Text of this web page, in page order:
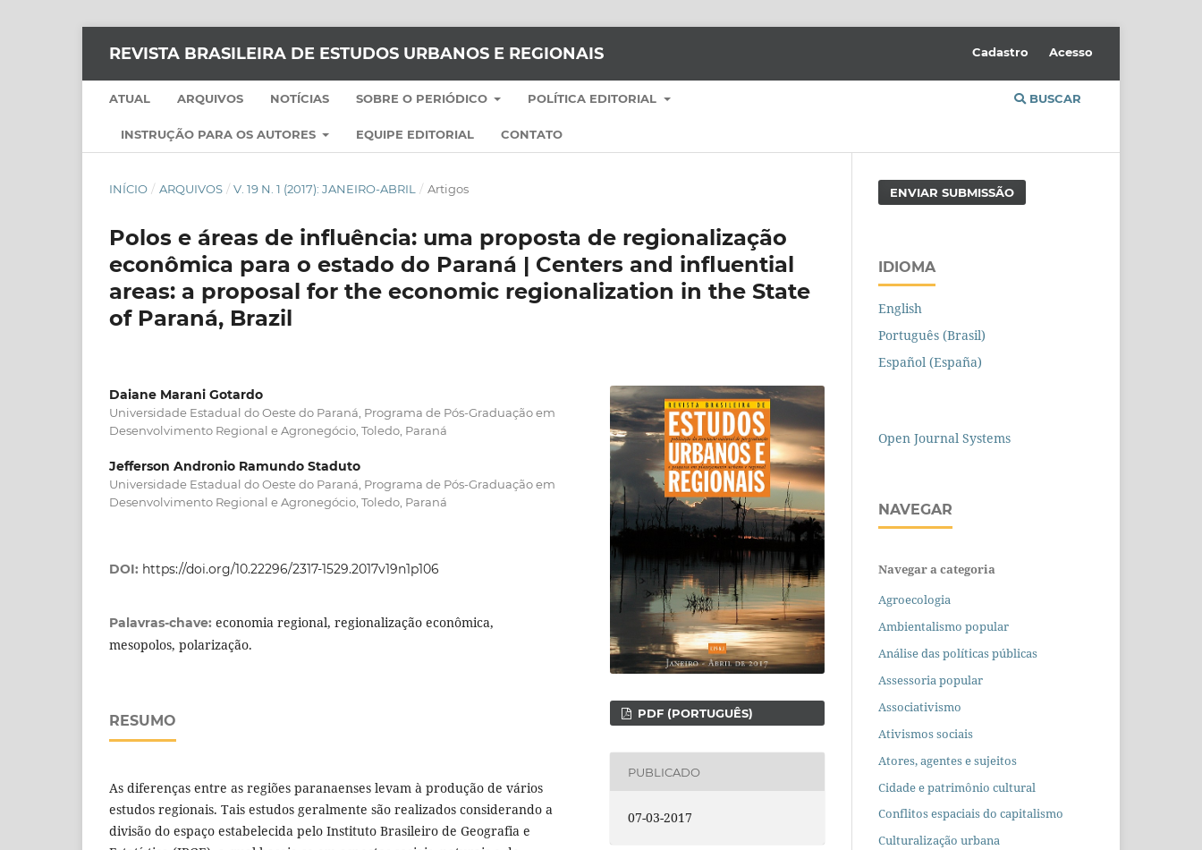
REVISTA BRASILEIRA DE ESTUDOS URBANOS E REGIONAIS
ATUAL ARQUIVOS NOTÍCIAS SOBRE O PERIÓDICO POLÍTICA EDITORIAL
INSTRUÇÃO PARA OS AUTORES EQUIPE EDITORIAL CONTATO
BUSCAR
Cadastro Acesso
INÍCIO / ARQUIVOS / V. 19 N. 1 (2017): JANEIRO-ABRIL / Artigos
Polos e áreas de influência: uma proposta de regionalização
econômica para o estado do Paraná | Centers and influential
areas: a proposal for the economic regionalization in the State
of Paraná, Brazil
Daiane Marani Gotardo
Universidade Estadual do Oeste do Paraná, Programa de Pós-Graduação em
Desenvolvimento Regional e Agronegócio, Toledo, Paraná
Jefferson Andronio Ramundo Staduto
Universidade Estadual do Oeste do Paraná, Programa de Pós-Graduação em
Desenvolvimento Regional e Agronegócio, Toledo, Paraná
DOI: https://doi.org/10.22296/2317-1529.2017v19n1p106
Palavras-chave: economia regional, regionalização econômica,
mesopolos, polarização.
RESUMO
As diferenças entre as regiões paranaenses levam à produção de vários
estudos regionais. Tais estudos geralmente são realizados considerando a
divisão do espaço estabelecida pelo Instituto Brasileiro de Geografia e
PDF (PORTUGUÊS)
PUBLICADO
07-03-2017
ENVIAR SUBMISSÃO
IDIOMA
English
Português (Brasil)
Español (España)
Open Journal Systems
NAVEGAR
Navegar a categoria
Agroecologia
Ambientalismo popular
Análise das políticas públicas
Assessoria popular
Associativismo
Ativismos sociais
Atores, agentes e sujeitos
Cidade e patrimônio cultural
Conflitos espaciais do capitalismo
Culturalização urbana